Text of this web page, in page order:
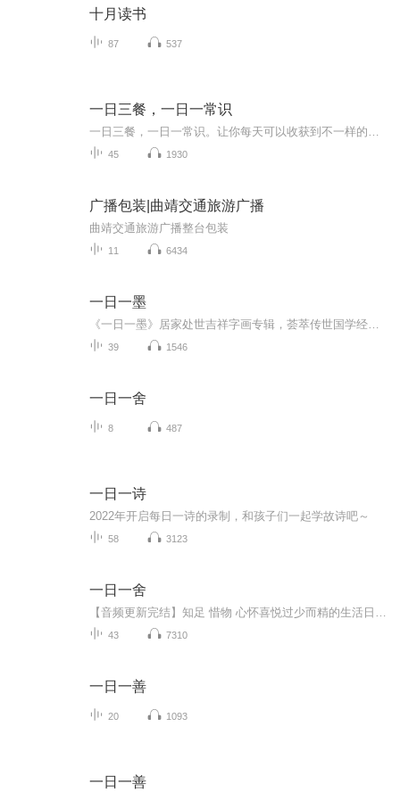
十月读书
87 537
一日三餐，一日一常识
45 1930
广播包装|曲靖交通旅游广播
曲靖交通旅游广播整台包装
11 6434
一日一墨
39 1546
一日一舍
8 487
一日一诗
2022年开启每日一诗的录制，和孩子们一起学故诗吧～
58 3123
一日一舍
43 7310
一日一善
20 1093
一日一善